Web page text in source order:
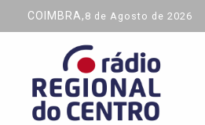
COIMBRA, 8 de Agosto de 2026